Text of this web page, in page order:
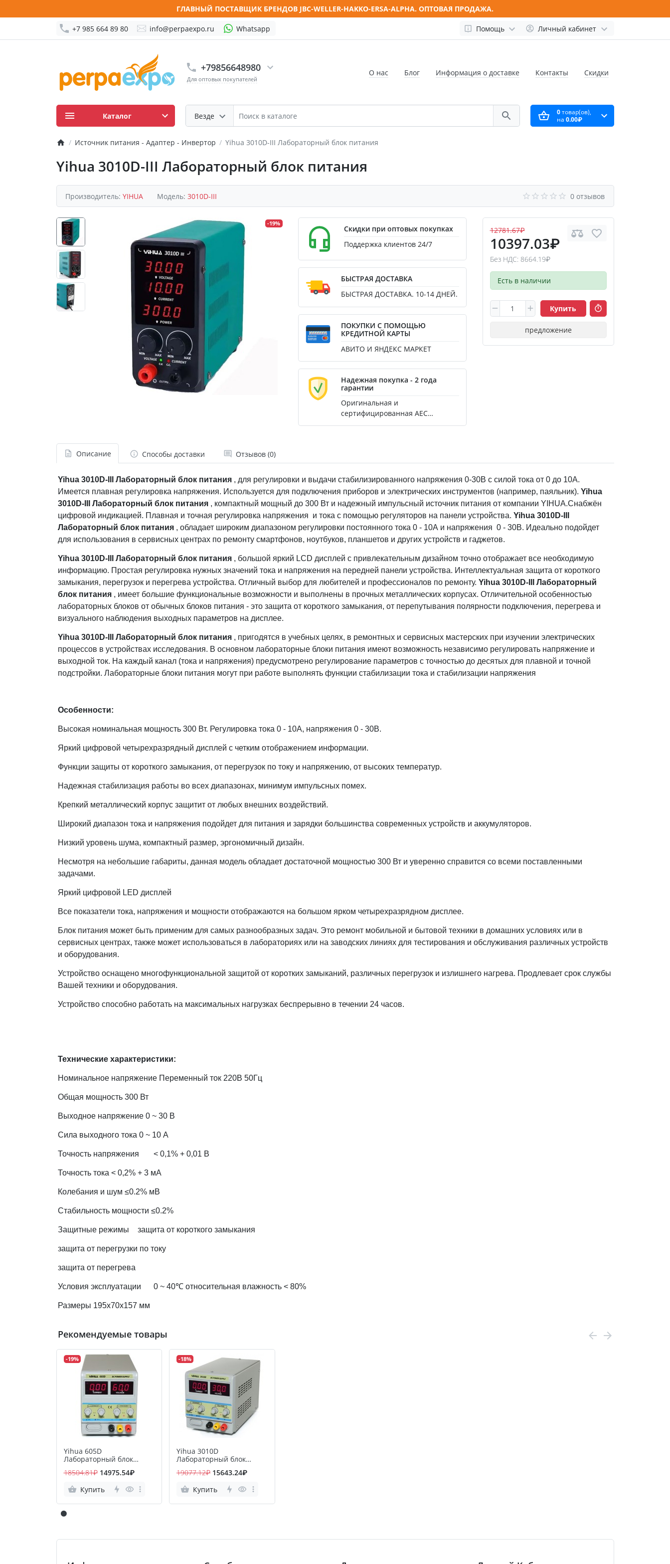
ГЛАВНЫЙ ПОСТАВЩИК БРЕНДОВ JBC-WELLER-HAKKO-ERSA-ALPHA. ОПТОВАЯ ПРОДАЖА.
+7 985 664 89 80 info@perpaexpo.ru Whatsapp Помощь Личный кабинет
+79856648980
Для оптовых покупателей
Везде
О нас Блог Информация о доставке Контакты Скидки
0товар(ов),
на 0.00₽
Каталог
Источник питания - Адаптер - Инвертор Yihua 3010D-III Лабораторный блок питания
Yihua 3010D-III Лабораторный блок питания
Производитель: YIHUA Модель: 3010D-III 0 отзывов
-19%
12781.67₽
10397.03₽
Без НДС: 8664.19₽
Есть в наличии
Купить
предложение
Скидки при оптовых покупках
Поддержка клиентов 24/7
БЫСТРАЯ ДОСТАВКА
БЫСТРАЯ ДОСТАВКА. 10-14 ДНЕЙ.
ПОКУПКИ С ПОМОЩЬЮ
КРЕДИТНОЙ КАРТЫ
АВИТО И ЯНДЕКС МАРКЕТ
Надежная покупка - 2 года
гарантии
Оригинальная и
сертифицированная AEC
продукция
Описание Способы доставки Отзывов (0)
Yihua 3010D-III Лабораторный блок питания , для регулировки и выдачи стабилизированного напряжения 0-30В с силой тока от 0 до 10А.
Имеется плавная регулировка напряжения. Используется для подключения приборов и электрических инструментов (например, паяльник). Yihua
3010D-III Лабораторный блок питания , компактный мощный до 300 Вт и надежный импульсный источник питания от компании YIHUA.Снабжён
цифровой индикацией. Плавная и точная регулировка напряжения и тока с помощью регуляторов на панели устройства. Yihua 3010D-III
Лабораторный блок питания , обладает широким диапазоном регулировки постоянного тока 0 - 10А и напряжения 0 - 30В. Идеально подойдет
для использования в сервисных центрах по ремонту смартфонов, ноутбуков, планшетов и других устройств и гаджетов.
Yihua 3010D-III Лабораторный блок питания , большой яркий LCD дисплей с привлекательным дизайном точно отображает все необходимую
информацию. Простая регулировка нужных значений тока и напряжения на передней панели устройства. Интеллектуальная защита от короткого
замыкания, перегрузок и перегрева устройства. Отличный выбор для любителей и профессионалов по ремонту. Yihua 3010D-III Лабораторный
блок питания , имеет большие функциональные возможности и выполнены в прочных металлических корпусах. Отличительной особенностью
лабораторных блоков от обычных блоков питания - это защита от короткого замыкания, от перепутывания полярности подключения, перегрева и
визуального наблюдения выходных параметров на дисплее.
Yihua 3010D-III Лабораторный блок питания , пригодятся в учебных целях, в ремонтных и сервисных мастерских при изучении электрических
процессов в устройствах исследования. В основном лабораторные блоки питания имеют возможность независимо регулировать напряжение и
выходной ток. На каждый канал (тока и напряжения) предусмотрено регулирование параметров с точностью до десятых для плавной и точной
подстройки. Лабораторные блоки питания могут при работе выполнять функции стабилизации тока и стабилизации напряжения
Особенности:
Высокая номинальная мощность 300 Вт. Регулировка тока 0 - 10А, напряжения 0 - 30В.
Яркий цифровой четырехразрядный дисплей с четким отображением информации.
Функции защиты от короткого замыкания, от перегрузок по току и напряжению, от высоких температур.
Надежная стабилизация работы во всех диапазонах, минимум импульсных помех.
Крепкий металлический корпус защитит от любых внешних воздействий.
Широкий диапазон тока и напряжения подойдет для питания и зарядки большинства современных устройств и аккумуляторов.
Низкий уровень шума, компактный размер, эргономичный дизайн.
Несмотря на небольшие габариты, данная модель обладает достаточной мощностью 300 Вт и уверенно справится со всеми поставленными
задачами.
Яркий цифровой LED дисплей
Все показатели тока, напряжения и мощности отображаются на большом ярком четырехразрядном дисплее.
Блок питания может быть применим для самых разнообразных задач. Это ремонт мобильной и бытовой техники в домашних условиях или в
сервисных центрах, также может использоваться в лабораториях или на заводских линиях для тестирования и обслуживания различных устройств
и оборудования.
Устройство оснащено многофункциональной защитой от коротких замыканий, различных перегрузок и излишнего нагрева. Продлевает срок службы
Вашей техники и оборудования.
Устройство способно работать на максимальных нагрузках беспрерывно в течении 24 часов.
Технические характеристики:
Номинальное напряжение Переменный ток 220В 50Гц
Общая мощность 300 Вт
Выходное напряжение 0 ~ 30 В
Сила выходного тока 0 ~ 10 A
Точность напряжения < 0,1% + 0,01 В
Точность тока < 0,2% + 3 мА
Колебания и шум ≤0.2% мВ
Стабильность мощности ≤0.2%
Защитные режимы защита от короткого замыкания
защита от перегрузки по току
защита от перегрева
Условия эксплуатации 0 ~ 40℃ относительная влажность < 80%
Размеры 195х70х157 мм
Рекомендуемые товары
-19%
Yihua 605D
Лабораторный блок
18504.81₽ 14975.54₽
Купить
-18%
Yihua 3010D
Лабораторный блок
19077.12₽ 15643.24₽
Купить